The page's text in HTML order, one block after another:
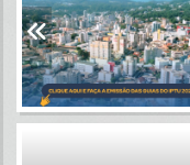
Portais